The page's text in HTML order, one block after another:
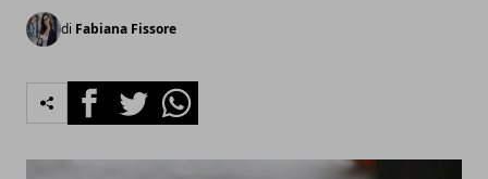
di Fabiana Fissore
FacebookTwitterWhatsapp